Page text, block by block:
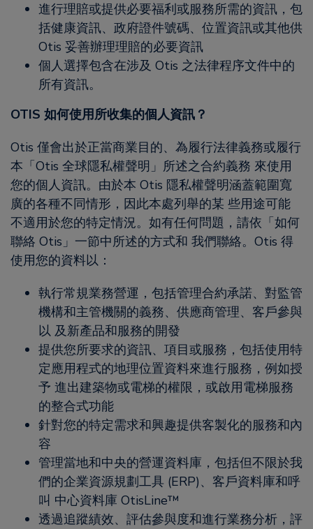
進行理賠或提供必要福利或服務所需的資訊，包
括健康資訊、政府證件號碼、位置資訊或其他供
Otis 妥善辦理理賠的必要資訊
個人選擇包含在涉及 Otis 之法律程序文件中的
所有資訊。
OTIS 如何使用所收集的個人資訊？
Otis 僅會出於正當商業目的、為履行法律義務或履行
本「Otis 全球隱私權聲明」所述之合約義務 來使用
您的個人資訊。由於本 Otis 隱私權聲明涵蓋範圍寬
廣的各種不同情形，因此本處列舉的某 些用途可能
不適用於您的特定情況。如有任何問題，請依「如何
聯絡 Otis」一節中所述的方式和 我們聯絡。Otis 得
使用您的資料以：
執行常規業務營運，包括管理合約承諾、對監管
機構和主管機關的義務、供應商管理、客戶參與
以 及新產品和服務的開發
提供您所要求的資訊、項目或服務，包括使用特
定應用程式的地理位置資料來進行服務，例如授
予 進出建築物或電梯的權限，或啟用電梯服務
的整合式功能
針對您的特定需求和興趣提供客製化的服務和內
容
管理當地和中央的營運資料庫，包括但不限於我
們的企業資源規劃工具 (ERP)、客戶資料庫和呼
叫 中心資料庫 OtisLine™
透過追蹤績效、評估參與度和進行業務分析，評